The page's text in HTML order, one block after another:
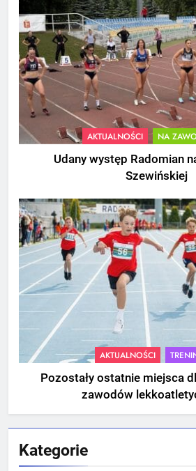
AKTUALNOŚCI NA
Udany występ Radomian na
Szewińskiej
AKTUALNOŚCI
Pozostały ostatnie miejsca
zawodów
Kategorie